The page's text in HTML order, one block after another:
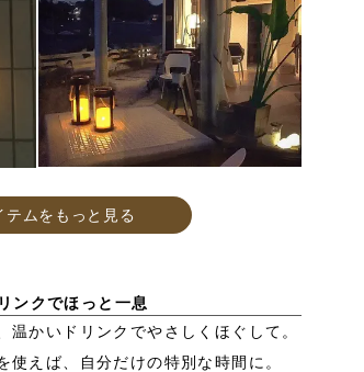
テムをもっと見る
ンクでほっと一息
温かいドリンクでやさしくほぐして。
使えば、自分だけの特別な時間に。